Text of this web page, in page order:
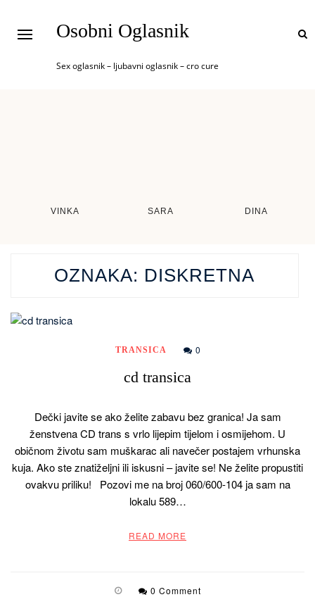
Osobni Oglasnik
Sex oglasnik – ljubavni oglasnik – cro cure
VINKA SARA DINA
OZNAKA: DISKRETNA
TRANSICA 0
cd transica
Dečki javite se ako želite zabavu bez granica! Ja sam
ženstvena CD trans s vrlo lijepim tijelom i osmijehom. U
običnom životu sam muškarac ali navečer postajem vrhunska
kuja. Ako ste znatiželjni ili iskusni – javite se! Ne želite propustiti
ovakvu priliku! Pozovi me na broj 060/600-104 ja sam na
lokalu 589…
READ MORE
0 Comment